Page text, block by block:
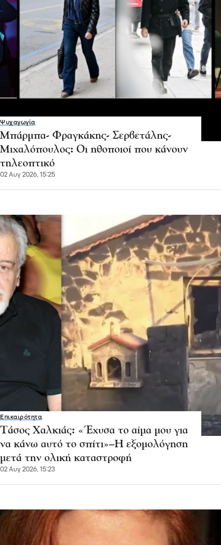
Ψυχαγωγία
Μπάρμπα- Φραγκάκης- Σερβετάλης-
Μιχαλόπουλος: Οι ηθοποιοί που κάνουν
τηλεοπτικό
02 Αυγ 2026, 15:25
Επικαιρότητα
Τάσος Χαλκιάς: «Έχυσα το αίμα μου για
να κάνω αυτό το σπίτι»–Η εξομολόγηση
μετά την ολική καταστροφή
02 Αυγ 2026, 15:23